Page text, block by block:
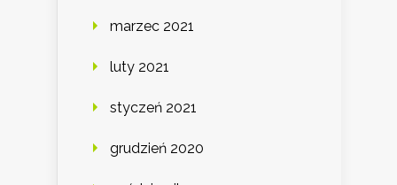
marzec 2021
luty 2021
styczeń 2021
grudzień 2020